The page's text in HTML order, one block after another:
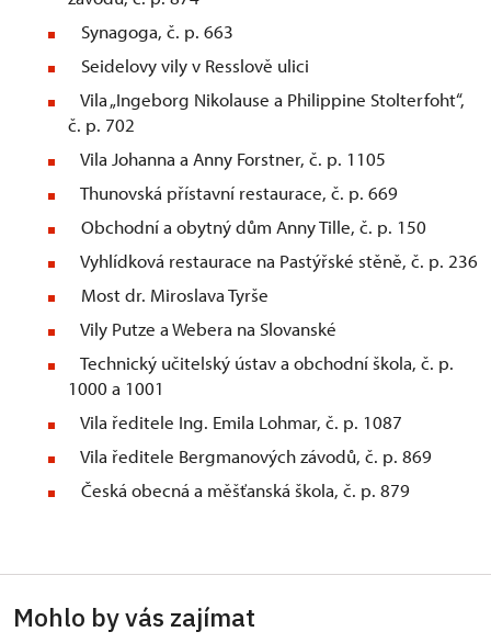
Synagoga, č. p. 663
Seidelovy vily v Resslově ulici
Vila „Ingeborg Nikolause a Philippine Stolterfoht“,
č. p. 702
Vila Johanna a Anny Forstner, č. p. 1105
Thunovská přístavní restaurace, č. p. 669
Obchodní a obytný dům Anny Tille, č. p. 150
Vyhlídková restaurace na Pastýřské stěně, č. p. 236
Most dr. Miroslava Tyrše
Vily Putze a Webera na Slovanské
Technický učitelský ústav a obchodní škola, č. p.
1000 a 1001
Vila ředitele Ing. Emila Lohmar, č. p. 1087
Vila ředitele Bergmanových závodů, č. p. 869
Česká obecná a měšťanská škola, č. p. 879
Mohlo by vás zajímat